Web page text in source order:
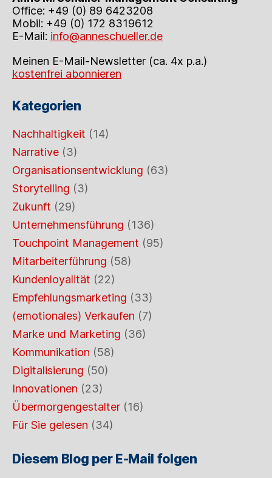
Office: +49 (0) 89 6423208
Mobil: +49 (0) 172 8319612
E-Mail: info@anneschueller.de
Meinen E-Mail-Newsletter (ca. 4x p.a.)
kostenfrei abonnieren
Kategorien
Nachhaltigkeit (14)
Narrative (3)
Organisationsentwicklung (63)
Storytelling (3)
Zukunft (29)
Unternehmensführung (136)
Touchpoint Management (95)
Mitarbeiterführung (58)
Kundenloyalität (22)
Empfehlungsmarketing (33)
(emotionales) Verkaufen (7)
Marke und Marketing (36)
Kommunikation (58)
Digitalisierung (50)
Innovationen (23)
Übermorgengestalter (16)
Für Sie gelesen (34)
Diesem Blog per E-Mail folgen